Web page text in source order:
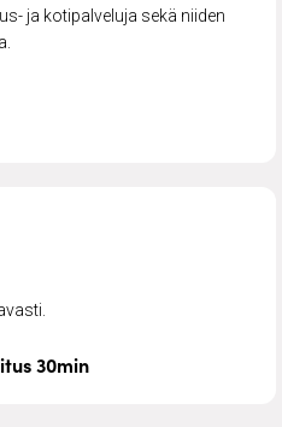
ja kotipalveluja sekä niiden
asiointiapu
30min